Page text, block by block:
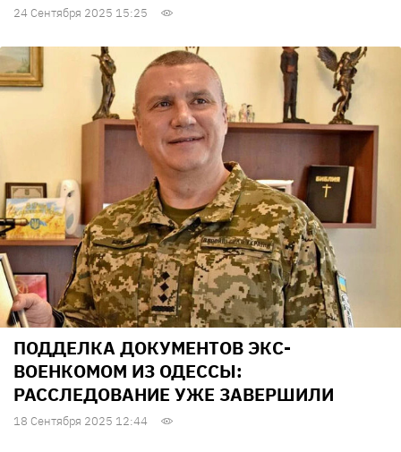
24 Сентября 2025 15:25
ПОДДЕЛКА ДОКУМЕНТОВ ЭКС-
ВОЕНКОМОМ ИЗ ОДЕССЫ:
РАССЛЕДОВАНИЕ УЖЕ ЗАВЕРШИЛИ
18 Сентября 2025 12:44